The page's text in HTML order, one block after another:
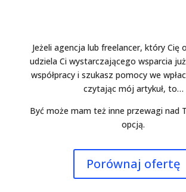
Jeżeli agencja lub freelancer, który Cię
udziela Ci wystarczającego wsparcia
współpracy i szukasz pomocy we
czytając mój artykuł, to…
Być może mam też inne przewagi nad
opcją.
Porównaj ofertę